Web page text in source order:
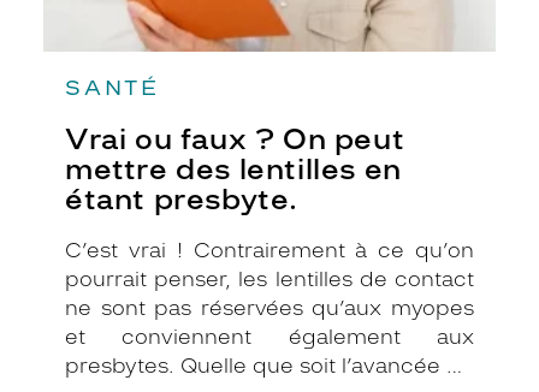
SANTÉ
Vrai ou faux ? On peut
mettre des lentilles en
étant presbyte.
C’est vrai ! Contrairement à ce qu’on
pourrait penser, les lentilles de contact
ne sont pas réservées qu’aux myopes
et conviennent également aux
presbytes. Quelle que soit l’avancée de